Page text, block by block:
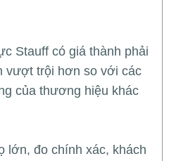
Stauff có giá thành phải
vượt trội hơn so với các
của thương hiệu khác
lớn, đo chính xác, khách